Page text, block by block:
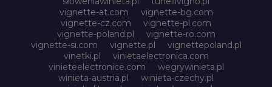
vignette-at.com
vignette-bg.com
vignette-cz.com
vignette-pl.com
vignette-poland.pl
vignette-ro.com
vignette-si.com
vignette.pl
vignettepoland.pl
vinetki.pl
vinietaelectronica.com
vinieteelectronice.com
wegrywinieta.pl
winieta-austria.pl
winieta-czechy.pl